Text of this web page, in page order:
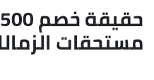
مستحقات